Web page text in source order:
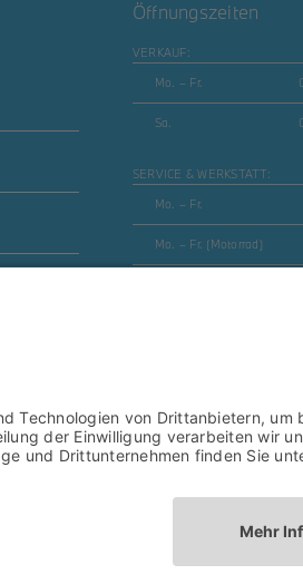
Öffnungszeiten
VERKAUF:
Mo. – Fr.
Sa.
SERVICE & WERKSTATT:
Mo. – Fr.
Mo. – Fr. (Motorrad)
Mo. – Fr. (Motorrad)
SB- WASCHANLAGE: